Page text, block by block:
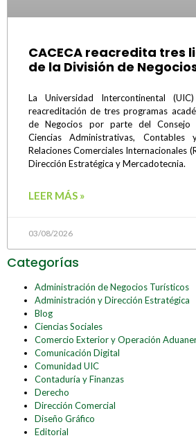
CACECA reacredita tres
de la División de
La Universidad Intercontinental
reacreditación de tres programas
de Negocios por parte del Consejo
Ciencias Administrativas, Contables
Relaciones Comerciales Internacionales
Dirección Estratégica y Mercadotecnia.
LEER MÁS »
03/08/2026
Categorías
Administración de Negocios Turísticos
Administración y Dirección Estratégica
Blog
Ciencias Sociales
Comercio Exterior y Operación
Comunicación Digital
Comunidad UIC
Contaduría y Finanzas
Derecho
Dirección Comercial
Diseño Gráfico
Editorial